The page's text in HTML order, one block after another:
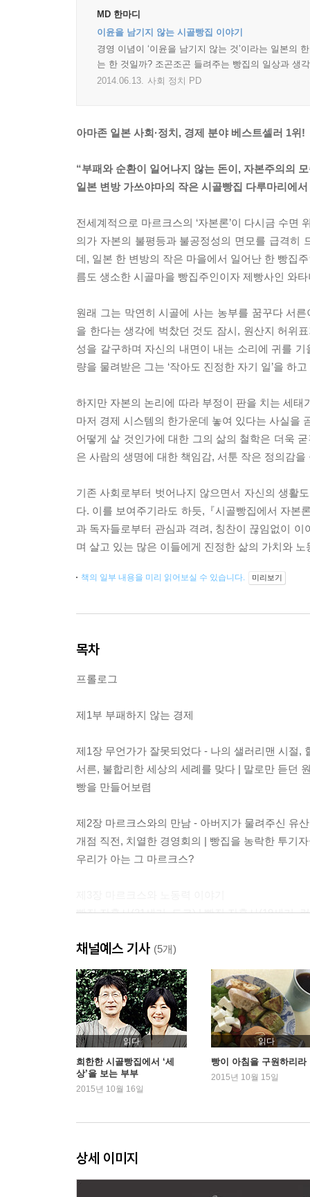
MD 한마디
이윤을 남기지 않는 시골빵집 이야기
경영 이념이 ‘이윤을 남기지 않는 것’이라는 일본의
는 한 것일까? 조곤조곤 들려주는 빵집의 일상과 생
2014.06.13. 사회 정치 PD
아마존 일본 사회·정치, 경제 분야 베스트셀러 1위!
“부패와 순환이 일어나지 않는 돈이, 자본주의의
일본 변방 가쓰야마의 작은 시골빵집 다루마리에
전세계적으로 마르크스의 ‘자본론’이 다시금 수
의가 자본의 불평등과 불공정성의 면모를 급격히
데, 일본 한 변방의 작은 마을에서 일어난 한 빵집
름도 생소한 시골마을 빵집주인이자 제빵사인 와
원래 그는 막연히 시골에 사는 농부를 꿈꾸다 서
을 한다는 생각에 벅찼던 것도 잠시, 원산지 허위
성을 갈구하며 자신의 내면이 내는 소리에 귀를
량을 물려받은 그는 ‘작아도 진정한 자기 일’을 하
하지만 자본의 논리에 따라 부정이 판을 치는 세태
마저 경제 시스템의 한가운데 놓여 있다는 사실을
어떻게 살 것인가에 대한 그의 삶의 철학은 더욱
은 사람의 생명에 대한 책임감, 서툰 작은 정의감을
기존 사회로부터 벗어나지 않으면서 자신의 생활
다. 이를 보여주기라도 하듯,『시골빵집에서 자본
과 독자들로부터 관심과 격려, 칭찬이 끊임없이
며 살고 있는 많은 이들에게 진정한 삶의 가치와
책의 일부 내용을 미리 읽어보실 수 있습니다. 미리보기
목차
프롤로그
제1부 부패하지 않는 경제
제1장 무언가가 잘못되었다 - 나의 샐러리맨 시절,
서른, 불합리한 세상의 세례를 맞다 | 말로만 듣
빵을 만들어보렴
제2장 마르크스와의 만남 - 아버지가 물려주신 유산
개점 직전, 치열한 경영회의 | 빵집을 농락한 투기
우리가 아는 그 마르크스?
빵집 잔혹사(21세기, 도쿄) | 빵집 잔혹사(19세기,
시골빵집의 마르크스 강의1 상품이란 대체 무엇인
시골빵집의 마르크스 강의2 상품의 ‘가격’에 숨은
시골빵집의 마르크스 강의3 내가 받는 ‘임금’의 정체
시골빵집의 마르크스 강의4 이윤의 탄생 과정
시골빵집의 마르크스 강의5 노동력을 팔았지만
제4장 균과 기술혁신 이야기
어처구니없는 실수로 탄생한 빵 | 신의 존재를 느
효모에도 개성이 있다 | 음식을 ‘부패시키지 않는’
시골빵집의 마르크스 강의8 마지막에 웃는 자
시골빵집의 마르크스 강의9 싸구려 일, 싸구려 음식
채널예스 기사 (5개)
읽다
희한한 시골빵집에서 ‘세
상’을 보는 부부
2015년 10월 16일
읽다
빵이 아침을 구원하리라
2015년 10월 15일
상세 이미지